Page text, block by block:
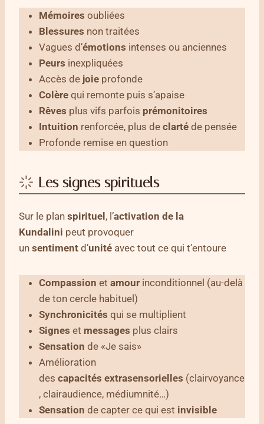
Mémoires oubliées
Blessures non traitées
Vagues d’émotions intenses ou anciennes
Peurs inexpliquées
Accès de joie profonde
Colère qui remonte puis s’apaise
Rêves plus vifs parfois prémonitoires
Intuition renforcée, plus de clarté de pensée
Profonde remise en question
Les signes spirituels
Sur le plan spirituel, l’activation de la
Kundalini peut provoquer
un sentiment d’unité avec tout ce qui t’entoure
Compassion et amour inconditionnel (au-delà
de ton cercle habituel)
Synchronicités qui se multiplient
Signes et messages plus clairs
Sensation de «Je sais»
Amélioration
des capacités extrasensorielles (clairvoyance
, clairaudience, médiumnité…)
Sensation de capter ce qui est invisible